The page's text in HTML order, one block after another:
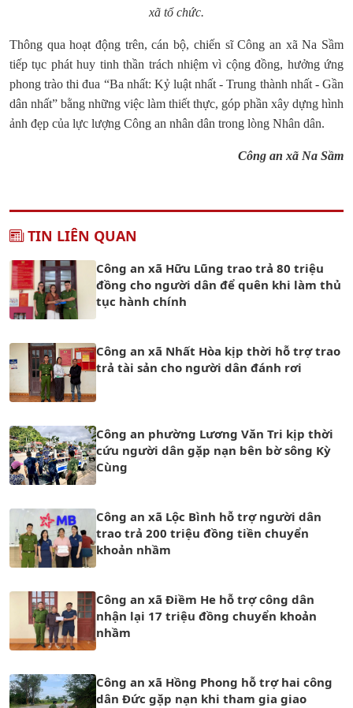
xã tổ chức.
Thông qua hoạt động trên, cán bộ, chiến sĩ Công an xã Na Sầm
tiếp tục phát huy tinh thần trách nhiệm vì cộng đồng, hưởng ứng
phong trào thi đua “Ba nhất: Kỷ luật nhất - Trung thành nhất - Gần
dân nhất” bằng những việc làm thiết thực, góp phần xây dựng hình
ảnh đẹp của lực lượng Công an nhân dân trong lòng Nhân dân.
Công an xã Na Sầm
TIN LIÊN QUAN
Công an xã Hữu Lũng trao trả 80 triệu
đồng cho người dân để quên khi làm thủ
tục hành chính
Công an xã Nhất Hòa kịp thời hỗ trợ trao
trả tài sản cho người dân đánh rơi
Công an phường Lương Văn Tri kịp thời
cứu người dân gặp nạn bên bờ sông Kỳ
Cùng
Công an xã Lộc Bình hỗ trợ người dân
trao trả 200 triệu đồng tiền chuyển
khoản nhầm
Công an xã Điềm He hỗ trợ công dân
nhận lại 17 triệu đồng chuyển khoản
nhầm
Công an xã Hồng Phong hỗ trợ hai công
dân Đức gặp nạn khi tham gia giao